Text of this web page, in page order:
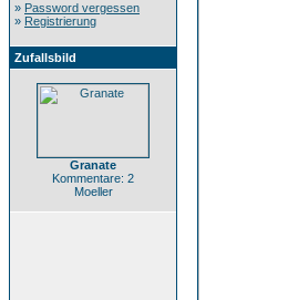
» Password vergessen
» Registrierung
Zufallsbild
Granate
Kommentare: 2
Moeller